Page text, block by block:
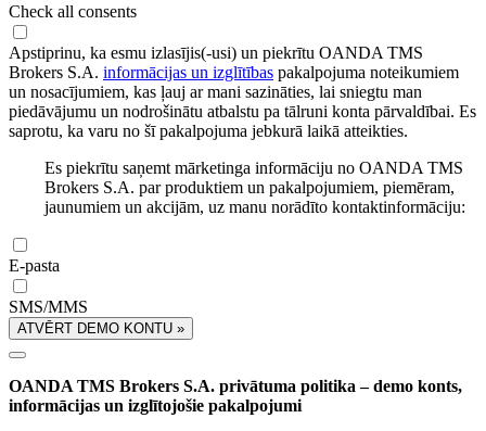
Check all consents
Apstiprinu, ka esmu izlasījis(-usi) un piekrītu OANDA TMS
Brokers S.A. informācijas un izglītības pakalpojuma noteikumiem
un nosacījumiem, kas ļauj ar mani sazināties, lai sniegtu man
piedāvājumu un nodrošinātu atbalstu pa tālruni konta pārvaldībai. Es
saprotu, ka varu no šī pakalpojuma jebkurā laikā atteikties.
Es piekrītu saņemt mārketinga informāciju no OANDA TMS
Brokers S.A. par produktiem un pakalpojumiem, piemēram,
jaunumiem un akcijām, uz manu norādīto kontaktinformāciju:
E-pasta
SMS/MMS
ATVĒRT DEMO KONTU »
OANDA TMS Brokers S.A. privātuma politika – demo konts,
informācijas un izglītojošie pakalpojumi